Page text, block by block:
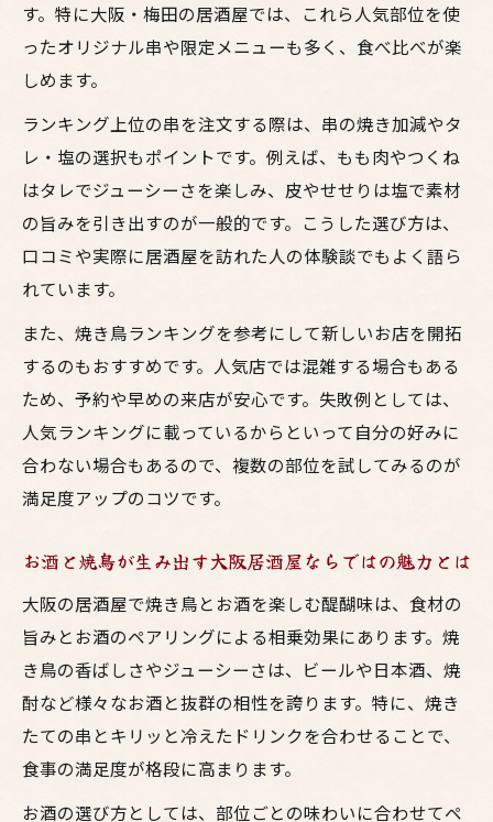
ポイント
お酒と一緒に楽しみたい焼き鳥部位の徹底
鳥料理が光る焼き鳥人気ランキングと部位
の選び方
焼鳥とお酒を引き立てる部位別おすすめメ
ニュー
す。特に大阪・梅田の居酒屋では、これら人気部位を使
ったオリジナル串や限定メニューも多く、食べ比べが楽
しめます。
ランキング上位の串を注文する際は、串の焼き加減やタ
レ・塩の選択もポイントです。例えば、もも肉やつくね
はタレでジューシーさを楽しみ、皮やせせりは塩で素材
の旨みを引き出すのが一般的です。こうした選び方は、
口コミや実際に居酒屋を訪れた人の体験談でもよく語ら
れています。
また、焼き鳥ランキングを参考にして新しいお店を開拓
するのもおすすめです。人気店では混雑する場合もある
ため、予約や早めの来店が安心です。失敗例としては、
人気ランキングに載っているからといって自分の好みに
合わない場合もあるので、複数の部位を試してみるのが
満足度アップのコツです。
お酒と焼鳥が生み出す大阪居酒屋ならではの魅力とは
大阪の居酒屋で焼き鳥とお酒を楽しむ醍醐味は、食材の
旨みとお酒のペアリングによる相乗効果にあります。焼
き鳥の香ばしさやジューシーさは、ビールや日本酒、焼
酎など様々なお酒と抜群の相性を誇ります。特に、焼き
たての串とキリッと冷えたドリンクを合わせることで、
食事の満足度が格段に高まります。
お酒の選び方としては、部位ごとの味わいに合わせてペ